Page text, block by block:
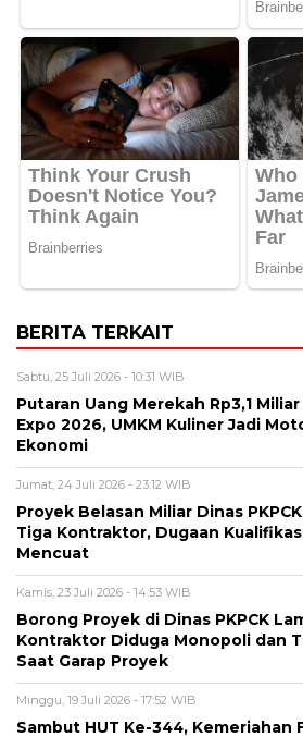
BERITA TERKAIT
Sabtu, 25 Juli 2026 - 10:31 WIB
Putaran Uang Merekah Rp3,1
Expo 2026, UMKM Kuliner Jadi
Ekonomi
Jumat, 24 Juli 2026 - 23:12 WIB
Proyek Belasan Miliar Dinas
Tiga Kontraktor, Dugaan
Mencuat
Kamis, 23 Juli 2026 - 14:53 WIB
Borong Proyek di Dinas PKPCK
Kontraktor Diduga Monopoli dan
Saat Garap Proyek
Minggu, 19 Juli 2026 - 17:52 WIB
Sambut HUT Ke-344, Kemeriahan